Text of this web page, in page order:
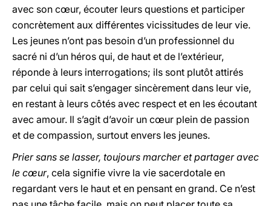
avec son cœur, écouter leurs questions et participer
concrètement aux différentes vicissitudes de leur vie.
Les jeunes n’ont pas besoin d’un professionnel du
sacré ni d’un héros qui, de haut et de l’extérieur,
réponde à leurs interrogations; ils sont plutôt attirés
par celui qui sait s’engager sincèrement dans leur vie,
en restant à leurs côtés avec respect et en les écoutant
avec amour. Il s’agit d’avoir un cœur plein de passion
et de compassion, surtout envers les jeunes.
Prier sans se lasser, toujours marcher et partager avec
le cœur, cela signifie vivre la vie sacerdotale en
regardant vers le haut et en pensant en grand. Ce n’est